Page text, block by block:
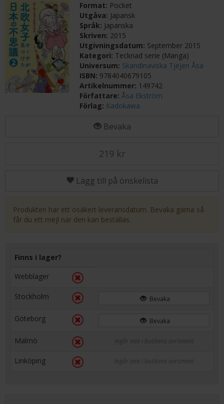
Format: Pocket
Utgåva: Japansk
Språk: Japanska
Skriven: 2015
Utgivningsdatum: September 2015
Kategori: Tecknad serie (Manga)
Universum: Skandinaviska Tjejen Åsa
ISBN: 9784040679105
Artikelnummer: 149742
Författare:Åsa Ekström
Förlag: Kadokawa
Bevaka
219 kr
Lägg till på önskelista
Produkten har ett osäkert leveransdatum. Bevaka gärna så
får du ett mejl när den kan beställas.
Finns i lager?
Webblager
Stockholm Bevaka
Göteborg Bevaka
Malmö Ingår inte i butikens sortiment
Linköping Ingår inte i butikens sortiment